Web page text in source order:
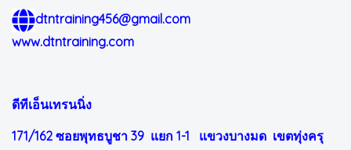
dtntraining456@gmail.com
www.dtntraining.com
ดีทีเอ็นเทรนนิ่ง
171/162 ซอยพุทธบูชา 39 แยก 1-1 แขวงบางมด เขตทุ่งครุ